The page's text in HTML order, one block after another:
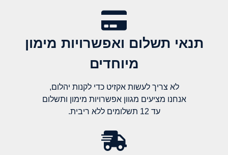
תנאי תשלום ואפשרויות מימון
מיוחדים
לא צריך לעשות אקזיט כדי לקנות יהלום,
אנחנו מציעים מגוון אפשרויות מימון ותשלום
עד 12 תשלומים ללא ריבית.